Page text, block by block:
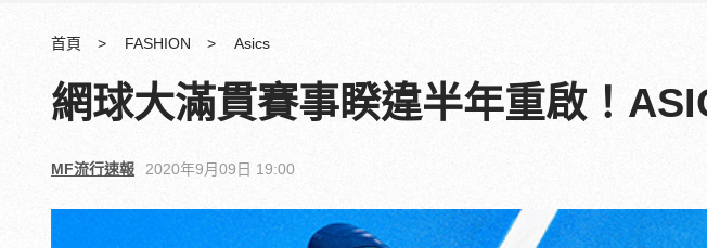
首頁 FASHION Asics
網球大滿貫賽事睽違半年重啟！
MF流行速報 2020年9月09日 19:00